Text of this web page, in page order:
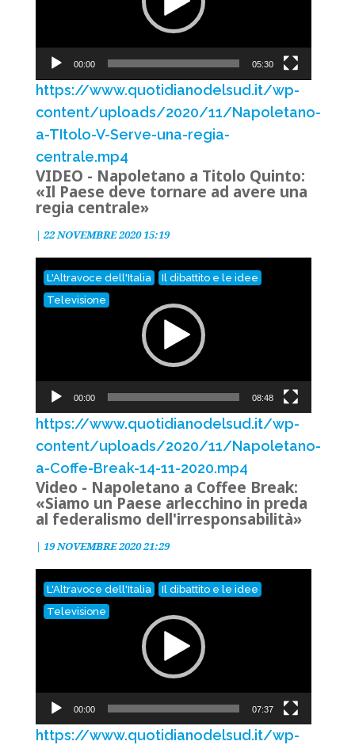
00:00 05:30
https://www.quotidianodelsud.it/wp-
content/uploads/2020/11/Napoletano-
a-TItolo-V-Serve-una-regia-
centrale.mp4
VIDEO - Napoletano a Titolo Quinto:
«Il Paese deve tornare ad avere una
regia centrale»
| 22 NOVEMBRE 2020 15:19
Video
Player
00:00 08:48
https://www.quotidianodelsud.it/wp-
content/uploads/2020/11/Napoletano-
a-Coffe-Break-14-11-2020.mp4
L'Altravoce dell'Italia
Il dibattito e le idee
Televisione
Video - Napoletano a Coffee Break:
«Siamo un Paese arlecchino in preda
al federalismo dell'irresponsabilità»
| 19 NOVEMBRE 2020 21:29
Video
Player
00:00 07:37
https://www.quotidianodelsud.it/wp-
L'Altravoce dell'Italia
Il dibattito e le idee
Televisione